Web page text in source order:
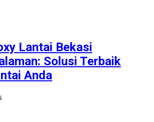
Lantai Bekasi
Solusi Terbaik
Anda